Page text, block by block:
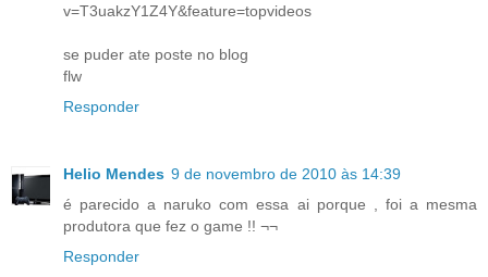
v=T3uakzY1Z4Y&feature=topvideos
se puder ate poste no blog
flw
Responder
Helio Mendes 9 de novembro de 2010 às 14:39
é parecido a naruko com essa ai porque , foi a mesma
produtora que fez o game !! ¬¬
Responder